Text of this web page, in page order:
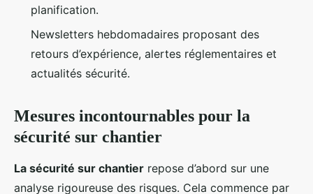
planification.
Newsletters hebdomadaires proposant des
retours d’expérience, alertes réglementaires et
actualités sécurité.
Mesures incontournables pour la
sécurité sur chantier
La sécurité sur chantier repose d’abord sur une
analyse rigoureuse des risques. Cela commence par